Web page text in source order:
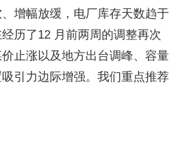
增幅放缓，电厂库存天数趋于
历了12 月前两周的调整再次
止涨以及地方出台调峰、容量
引力边际增强。我们重点推荐